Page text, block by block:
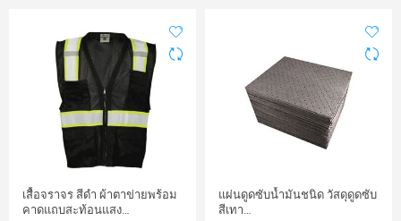
เสื้อจราจร สีดำ ผ้าตาข่ายพร้อม
คาดแถบสะท้อนแสง…
แผ่นดูดซับน้ำมันชนิด วัสดุดูดซับ
สีเทา…